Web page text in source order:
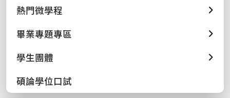
熱門微學程
畢業專題專區
學生團體
碩論學位口試